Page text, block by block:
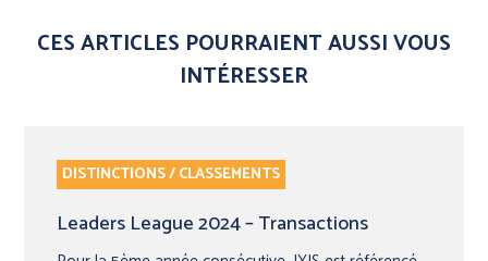
CES ARTICLES POURRAIENT AUSSI VOUS
INTÉRESSER
DISTINCTIONS / CLASSEMENTS
Leaders League 2024 – Transactions